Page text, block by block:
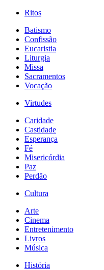
Ritos
Batismo
Confissão
Eucaristia
Liturgia
Missa
Sacramentos
Vocação
Virtudes
Caridade
Castidade
Esperança
Fé
Misericórdia
Paz
Perdão
Cultura
Arte
Cinema
Entretenimento
Livros
Música
História